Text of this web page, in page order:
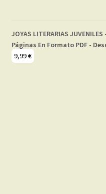
JOYAS LITERARIAS
Páginas En Formato PDF -
9,99€